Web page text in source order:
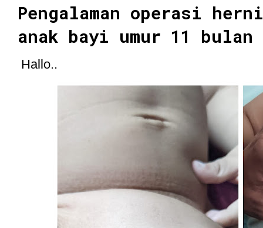
Pengalaman operasi
anak bayi umur 11
Hallo..